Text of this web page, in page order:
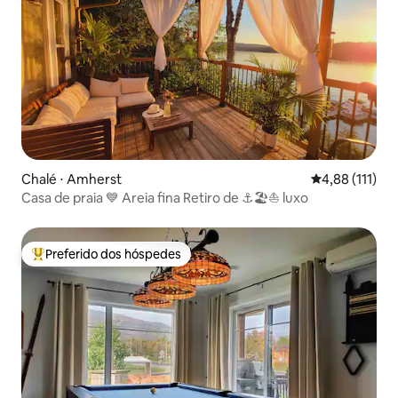
Chalé ⋅ Amherst 4,88 de uma
4,88 (111)
Casa de praia 💙 Areia fina Retiro de ⚓️🏖⛵ luxo
Entre os melhores preferidos dos hóspedes
Preferido dos hóspedes